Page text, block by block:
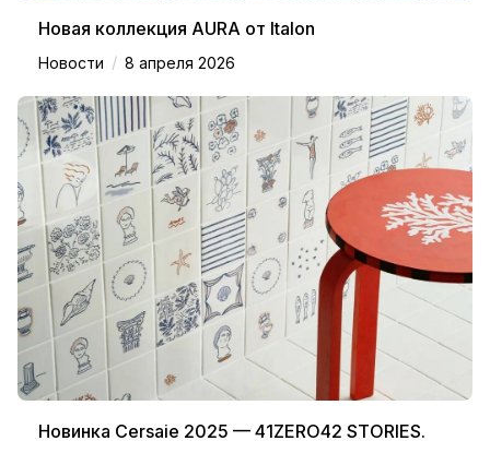
Новая коллекция AURA от Italon
Новости / 8 апреля 2026
Новинка Cersaie 2025 — 41ZERO42 STORIES.